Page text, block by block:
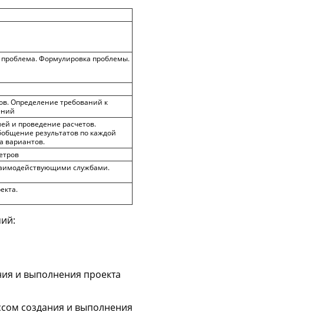
Формулировка проблемы.
Определение требований к
и проведение расчетов.
результатов по каждой
вариантов.
службами.
и выполнения проекта
создания и выполнения